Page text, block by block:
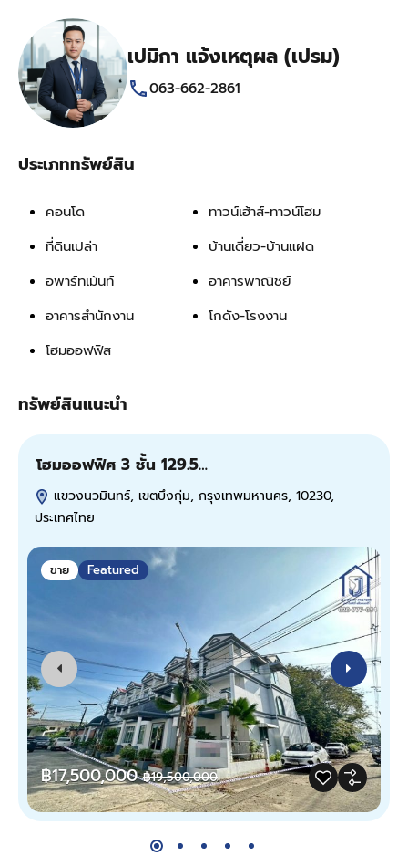
เปมิกา แจ้งเหตุผล (เปรม)
063-662-2861
ประเภททรัพย์สิน
คอนโด
ทาวน์เฮ้าส์-ทาวน์โฮม
ที่ดินเปล่า
บ้านเดี่ยว-บ้านแฝด
อพาร์ทเม้นท์
อาคารพาณิชย์
อาคารสำนักงาน
โกดัง-โรงงาน
โฮมออฟฟิส
ทรัพย์สินแนะนำ
โฮมออฟฟิศ 3 ชั้น 129.5…
แขวงนวมินทร์, เขตบึงกุ่ม, กรุงเทพมหานคร, 10230,
ประเทศไทย
ขาย Featured
฿17,500,000 ฿19,500,000